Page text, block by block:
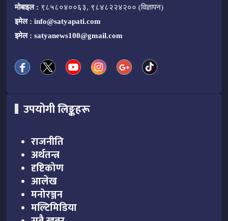
मोबाइल : ९८५८०४००६३, ९८४८२२४२०० (विज्ञापन)
इमेल : info@satyapati.com
इमेल : satyanews100@gmail.com
उपयोगी लिङ्कहरू
राजनीति
अर्थतन्त्र
दृष्टिकोण
आलेख
मनोरञ्जन
मल्टिमिडिया